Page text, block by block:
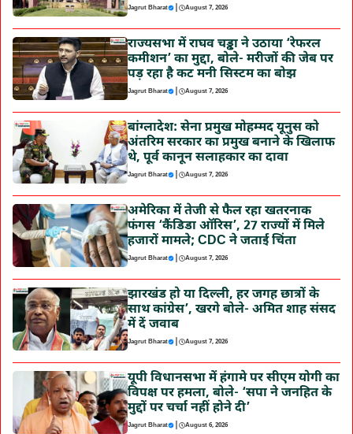
Jagrut Bharat | August 7, 2026
राज्यसभा में राघव चड्ढा ने उठाया ‘रेफरल
कमीशन’ का मुद्दा, बोले- मरीजों की जेब पर
पड़ रहा है कट मनी सिस्टम का बोझ
Jagrut Bharat | August 7, 2026
बांग्लादेश: सेना प्रमुख मोहम्मद यूनुस को
अंतरिम सरकार का प्रमुख बनाने के खिलाफ
थे, पूर्व कानून सलाहकार का दावा
Jagrut Bharat | August 7, 2026
अमेरिका में तेजी से फैल रहा खतरनाक
फंगस ‘कैंडिडा ऑरिस’, 27 राज्यों में मिले
हजारों मामले; CDC ने जताई चिंता
Jagrut Bharat | August 7, 2026
झारखंड हो या दिल्ली, हर जगह छात्रों के
साथ कांग्रेस’, खरगे बोले- अमित शाह संसद
में दें जवाब
Jagrut Bharat | August 7, 2026
यूपी विधानसभा में हंगामे पर सीएम योगी का
विपक्ष पर हमला, बोले- ‘सपा ने जनहित के
मुद्दों पर चर्चा नहीं होने दी’
Jagrut Bharat | August 6, 2026